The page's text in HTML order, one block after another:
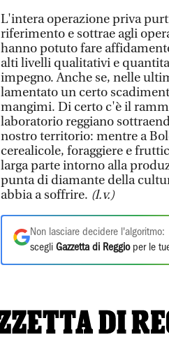
L'intera operazione priva
riferimento e sottrae agli
hanno potuto fare
alti livelli qualitativi e
impegno. Anche se, nelle
lamentato un certo
mangimi. Di certo c'è il
laboratorio reggiano
nostro territorio: mentre a
cerealicole, foraggiere e
larga parte intorno alla
punta di diamante della
abbia a soffrire. (l.v.)
Non lasciare decidere l'algoritmo:
scegli Gazzetta di Reggioper le